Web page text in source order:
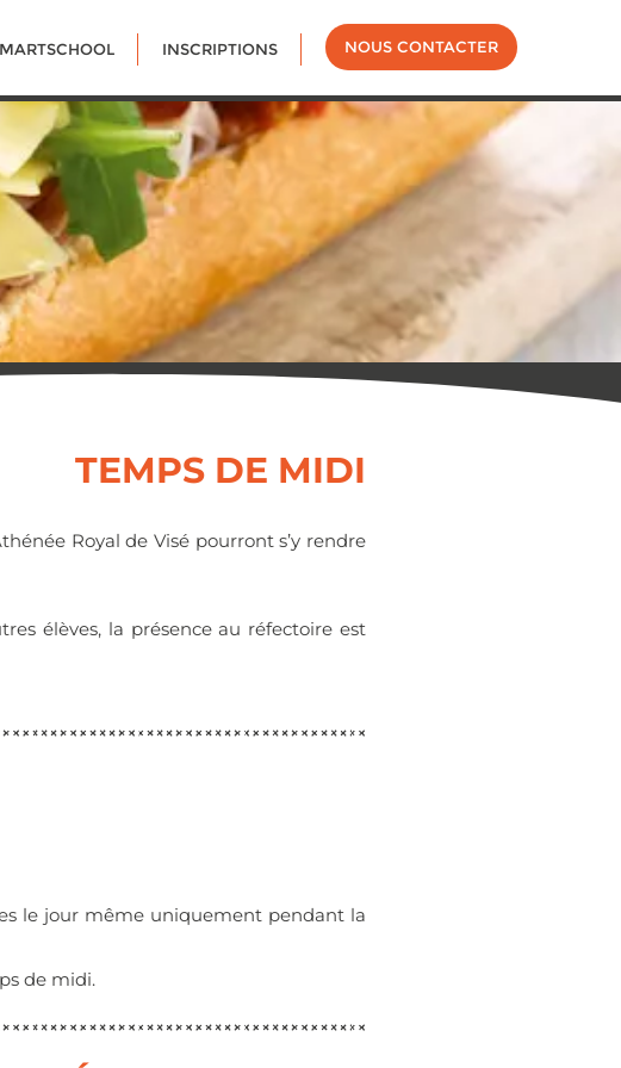
INSCRIPTIONS NOUS CONTACTER
TEMPS DE MIDI
Royal de Visé pourront s’y rendre
élèves, la présence au réfectoire est
le jour même uniquement pendant la
de midi.